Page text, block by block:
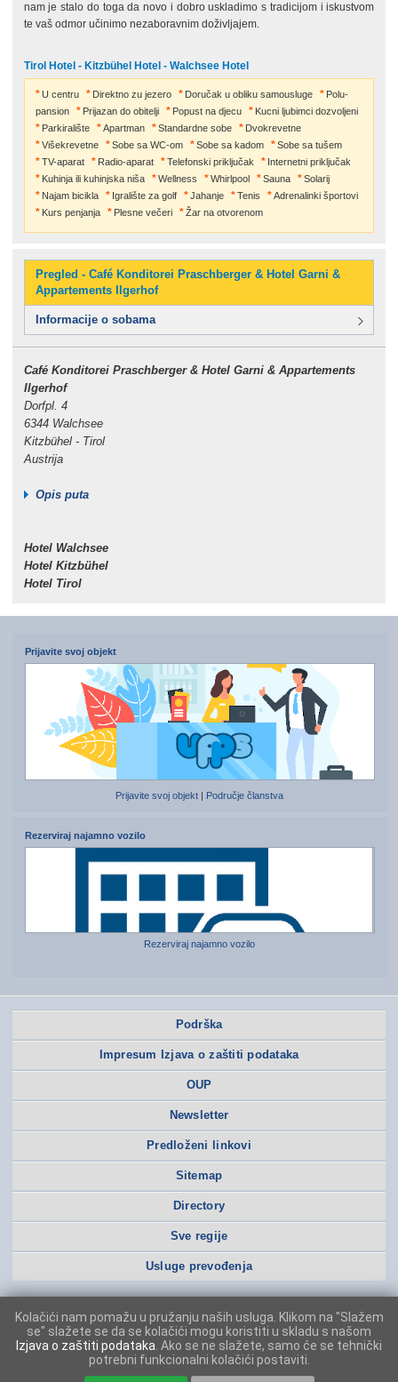
nam je stalo do toga da novo i dobro uskladimo s tradicijom i iskustvom
te vaš odmor učinimo nezaboravnim doživljajem.
Tirol Hotel - Kitzbühel Hotel - Walchsee Hotel
U centru Direktno zu jezero Doručak u obliku samousluge
Polu-
pansion
Prijazan do obitelji Popust na djecu
Kucni ljubimci dozvoljeni
Parkiralište
Apartman Standardne sobe
Dvokrevetne
Višekrevetne
Sobe sa WC-om Sobe sa kadom
Sobe sa tušem
TV-aparat
Radio-aparat Telefonski priključak
Internetni priključak
Kuhinja ili kuhinjska niša
Wellness Whirlpool Sauna
Solarij
Najam bicikla
Igralište za golf Jahanje Tenis
Adrenalinki športovi
Kurs penjanja
Plesne večeri Žar na otvorenom
Pregled - Café Konditorei Praschberger & Hotel Garni &
Appartements Ilgerhof
Informacije o sobama
Café Konditorei Praschberger & Hotel Garni & Appartements
Ilgerhof
Dorfpl. 4
6344 Walchsee
Kitzbühel - Tirol
Austrija
Opis puta
Hotel Walchsee
Hotel Kitzbühel
Hotel Tirol
Prijavite svoj objekt
Prijavite svoj objekt Područje članstva
Rezerviraj najamno vozilo
Rezerviraj najamno vozilo
Podrška
Impresum Izjava o zaštiti podataka
OUP
Newsletter
Predloženi linkovi
Sitemap
Directory
Sve regije
Usluge prevođenja
Kolačići nam pomažu u pružanju naših usluga. Klikom na "Slažem
se" slažete se da se kolačići mogu koristiti u skladu s našom
Izjava o zaštiti podataka . Ako se ne slažete, samo će se tehnički
potrebni funkcionalni kolačići postaviti.